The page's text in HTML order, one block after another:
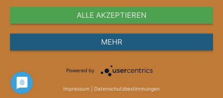
ALLE AKZEPTIEREN
MEHR
Powered by
Impressum Datenschutzbestimmungen